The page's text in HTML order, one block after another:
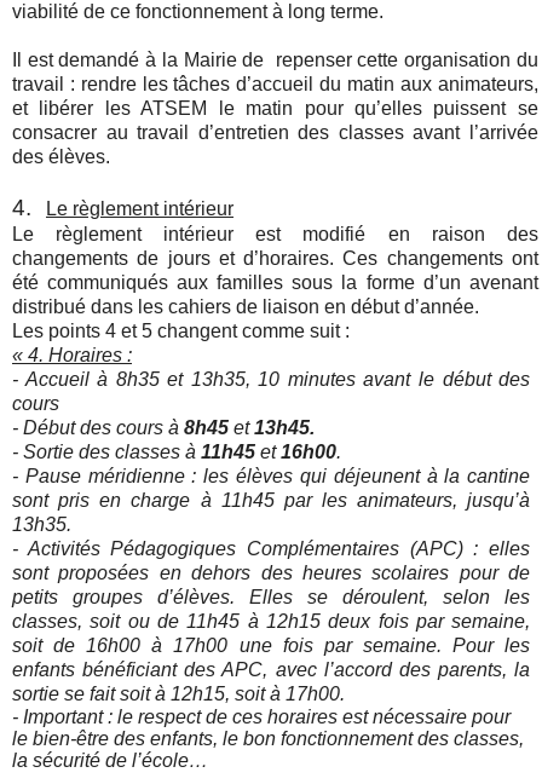
viabilité de ce fonctionnement à long terme.
Il est demandé à la Mairie de
repenser cette organisation du
travail : rendre les tâches d’accueil du matin aux animateurs,
et libérer les ATSEM le matin pour qu’elles puissent se
consacrer au travail d’entretien des classes avant l’arrivée
des élèves.
4.
Le règlement intérieur
Le règlement intérieur est modifié en raison des
changements de jours et d’horaires. Ces changements ont
été communiqués aux familles sous la forme d’un avenant
distribué dans les cahiers de liaison en début d’année.
Les points 4 et 5 changent comme suit :
« 4. Horaires :
- Accueil à 8h35 et 13h35, 10 minutes avant le début des
cours
- Début des cours à 8h45 et13h45.
- Sortie des classes à 11h45 et16h00.
- Pause méridienne : les élèves qui déjeunent à la cantine
sont pris en charge à 11h45 par les animateurs, jusqu’à
13h35.
- Activités Pédagogiques Complémentaires (APC) : elles
sont proposées en dehors des heures scolaires pour de
petits groupes d’élèves. Elles se déroulent, selon les
classes, soit ou de 11h45 à 12h15 deux fois par semaine,
soit de 16h00 à 17h00 une fois par semaine. Pour les
enfants bénéficiant des APC, avec l’accord des parents, la
sortie se fait soit à 12h15, soit à 17h00.
- Important : le respect de ces horaires est nécessaire pour
le bien-être des enfants, le bon fonctionnement des classes,
la sécurité de l’école…